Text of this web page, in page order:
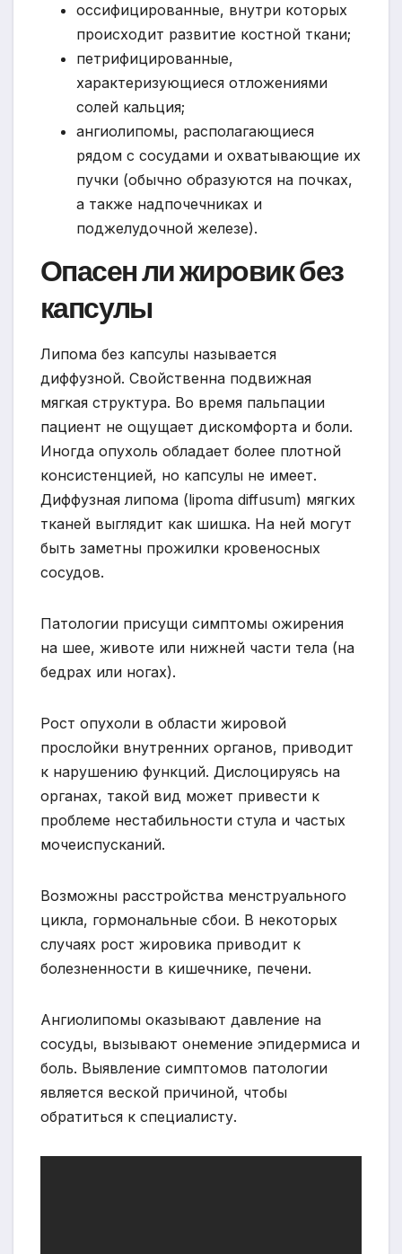
оссифицированные, внутри которых
происходит развитие костной ткани;
петрифицированные,
характеризующиеся отложениями
солей кальция;
ангиолипомы, располагающиеся
рядом с сосудами и охватывающие их
пучки (обычно образуются на почках,
а также надпочечниках и
поджелудочной железе).
Опасен ли жировик без
капсулы
Липома без капсулы называется
диффузной. Свойственна подвижная
мягкая структура. Во время пальпации
пациент не ощущает дискомфорта и боли.
Иногда опухоль обладает более плотной
консистенцией, но капсулы не имеет.
Диффузная липома (lipoma diffusum) мягких
тканей выглядит как шишка. На ней могут
быть заметны прожилки кровеносных
сосудов.
Патологии присущи симптомы ожирения
на шее, животе или нижней части тела (на
бедрах или ногах).
Рост опухоли в области жировой
прослойки внутренних органов, приводит
к нарушению функций. Дислоцируясь на
органах, такой вид может привести к
проблеме нестабильности стула и частых
мочеиспусканий.
Возможны расстройства менструального
цикла, гормональные сбои. В некоторых
случаях рост жировика приводит к
болезненности в кишечнике, печени.
Ангиолипомы оказывают давление на
сосуды, вызывают онемение эпидермиса и
боль. Выявление симптомов патологии
является веской причиной, чтобы
обратиться к специалисту.